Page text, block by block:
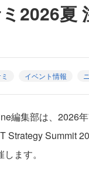
ミ2026夏
イベント情報
編集部は、2026
Strategy Summit
ます。